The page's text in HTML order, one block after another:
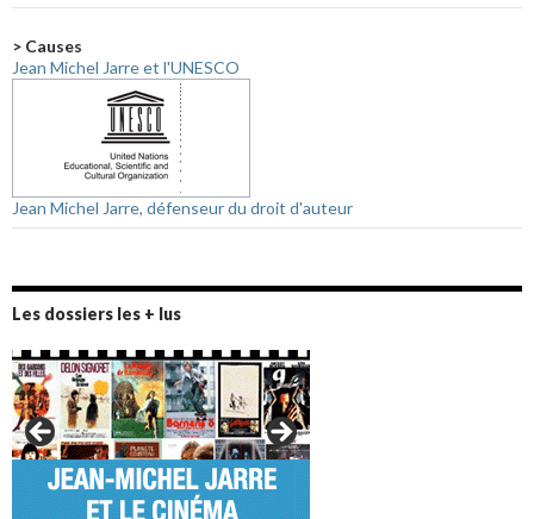
> Causes
Jean Michel Jarre et l'UNESCO
Jean Michel Jarre, défenseur du droit d'auteur
Les dossiers les + lus